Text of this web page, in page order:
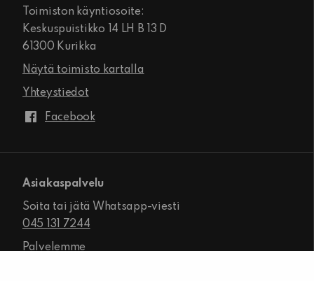
Toimiston käyntiosoite:
Keskuspuistikko 14 LH B 13 D
61300 Kurikka
Näytä toimisto kartalla
Yhteystiedot
Facebook
Asiakaspalvelu
Soita tai jätä Whatsapp-viesti
045 131 7244
Palvelemme